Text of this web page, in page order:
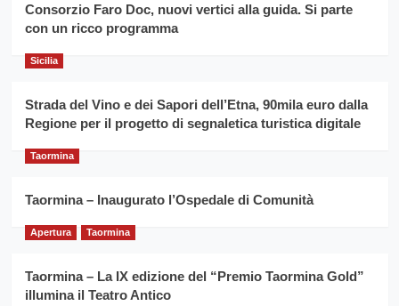
Franco
Caruso
Consorzio Faro Doc, nuovi vertici alla guida. Si parte
con un ricco programma
Sicilia
Strada del Vino e dei Sapori dell’Etna, 90mila euro dalla
Regione per il progetto di segnaletica turistica digitale
Taormina
Taormina – Inaugurato l’Ospedale di Comunità
Apertura Taormina
Taormina – La IX edizione del “Premio Taormina Gold”
illumina il Teatro Antico